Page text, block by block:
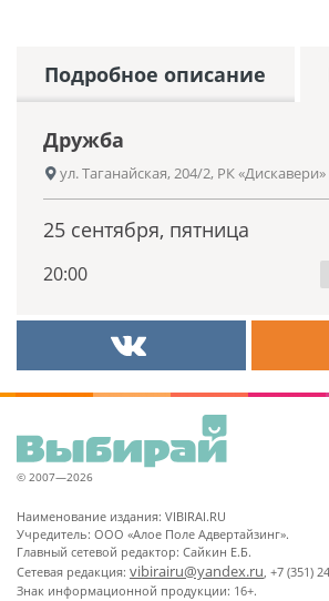
Подробное описание
Дружба
ул. Таганайская, 204/2, РК «Дискавери»
25 сентября, пятница
20:00
© 2007—2026
Наименование издания: VIBIRAI.RU
Учредитель: ООО «Алое Поле Адвертайзинг».
Главный сетевой редактор: Сайкин Е.Б.
Сетевая редакция: vibirairu@yandex.ru, +7 (351)
Знак информационной продукции: 16+.